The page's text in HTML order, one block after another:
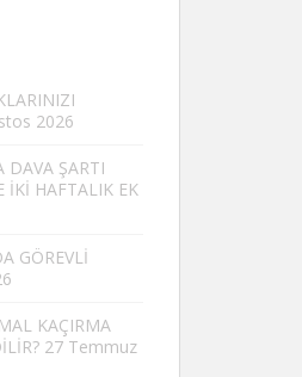
2026
DAVA ŞARTI
İKİ HAFTALIK EK
GÖREVLİ
KAÇIRMA
27 Temmuz